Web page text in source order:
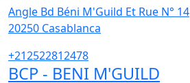
Angle Bd Béni M'Guild Et Rue N° 14
20250 Casablanca
+212522812478
BCP - BENI M'GUILD